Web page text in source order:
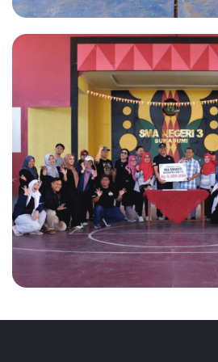
IKA SMANTI NYAAH
3